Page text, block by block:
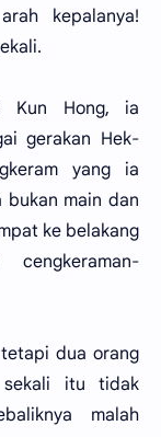
kepalanya!
Kun Hong, ia
gerakan Hek-
yang ia
bukan main dan
ke belakang
dua orang
sekali itu tidak
malah